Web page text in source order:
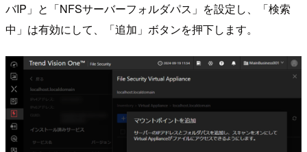
バIP」と「NFSサーバーフォルダパス」を設定し、「検索
中」は有効にして、「追加」ボタンを押下します。